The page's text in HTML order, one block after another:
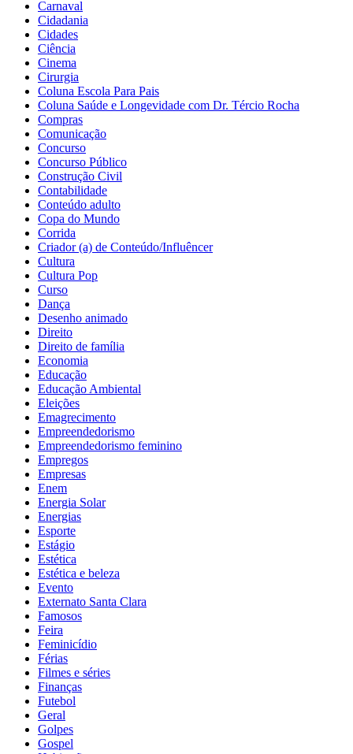
Carnaval
Cidadania
Cidades
Ciência
Cinema
Cirurgia
Coluna Escola Para Pais
Coluna Saúde e Longevidade com Dr. Tércio Rocha
Compras
Comunicação
Concurso
Concurso Público
Construção Civil
Contabilidade
Conteúdo adulto
Copa do Mundo
Corrida
Criador (a) de Conteúdo/Influêncer
Cultura
Cultura Pop
Curso
Dança
Desenho animado
Direito
Direito de família
Economia
Educação
Educação Ambiental
Eleições
Emagrecimento
Empreendedorismo
Empreendedorismo feminino
Empregos
Empresas
Enem
Energia Solar
Energias
Esporte
Estágio
Estética
Estética e beleza
Evento
Externato Santa Clara
Famosos
Feira
Feminicídio
Férias
Filmes e séries
Finanças
Futebol
Geral
Golpes
Gospel